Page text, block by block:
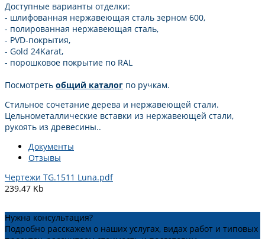
Доступные варианты отделки:
- шлифованная нержавеющая сталь зерном 600,
- полированная нержавеющая сталь,
- PVD-покрытия,
- Gold 24Karat,
- порошковое покрытие по RAL
Посмотреть общий каталог по ручкам.
Стильное сочетание дерева и нержавеющей стали.
Цельнометаллические вставки из нержавеющей стали,
рукоять из древесины..
Документы
Отзывы
Чертежи TG.1511 Luna.pdf
239.47 Kb
Нужна консультация?
Подробно расскажем о наших услугах, видах работ и типовых